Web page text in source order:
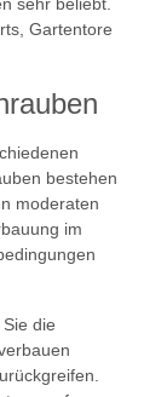
Gartentore
bestehen
moderaten
im
die